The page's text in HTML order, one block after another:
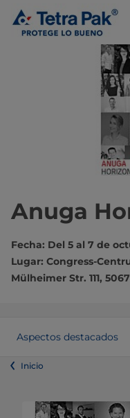
Anuga
Fecha: Del 5 al 7 de
Lugar: Congress-
Mülheimer Str. 111,
​​Aspectos destacados
Inicio